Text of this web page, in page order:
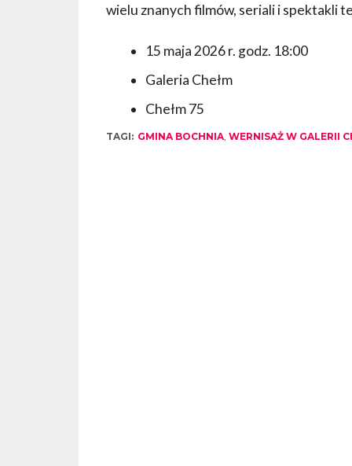
wielu znanych filmów, seriali i spektakli
15 maja 2026 r. godz. 18:00
Galeria Chełm
Chełm 75
TAGI: GMINA BOCHNIA, WERNISAŻ W GALERII